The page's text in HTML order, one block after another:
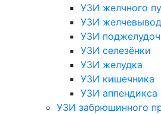
УЗИ желчного
УЗИ
УЗИ
УЗИ селезёнки
УЗИ желудка
УЗИ кишечника
УЗИ аппендикса
УЗИ забрюшинного